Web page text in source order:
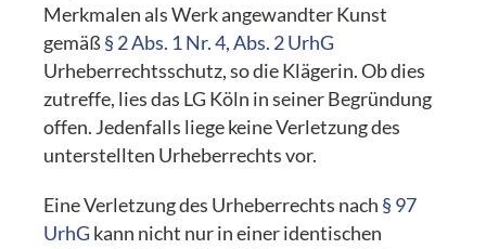
Merkmalen als Werk angewandter Kunst
gemäß§ 2 Abs. 1 Nr. 4, Abs. 2 UrhG
Urheberrechtsschutz, so die Klägerin. Ob dies
zutreffe, lies das LG Köln in seiner Begründung
offen. Jedenfalls liege keine Verletzung des
unterstellten Urheberrechts vor.
Eine Verletzung des Urheberrechts nach § 97
UrhG kann nicht nur in einer identischen